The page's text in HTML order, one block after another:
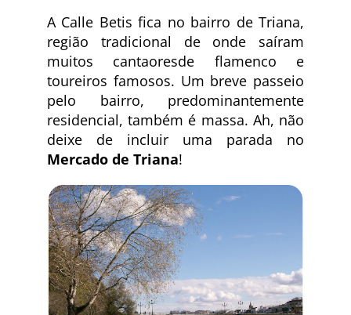
A Calle Betis fica no bairro de Triana,
região tradicional de onde saíram
muitos cantaoresde flamenco e
toureiros famosos. Um breve passeio
pelo bairro, predominantemente
residencial, também é massa. Ah, não
deixe de incluir uma parada no
Mercado de Triana!